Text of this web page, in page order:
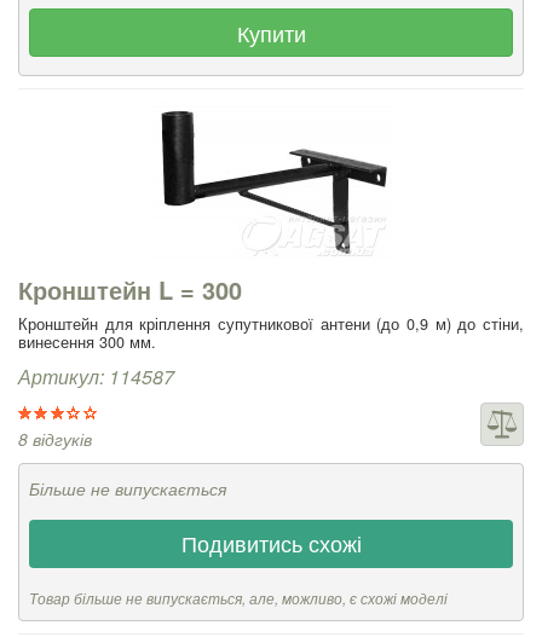
Купити
Кронштейн L = 300
Кронштейн для кріплення супутникової антени (до 0,9 м) до стіни,
винесення 300 мм.
Артикул: 114587
8 відгуків
Більше не випускається
Подивитись схожі
Товар більше не випускається, але, можливо, є схожі моделі